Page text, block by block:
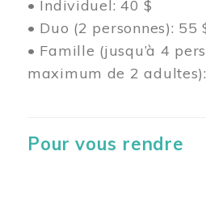
• Individuel: 40 $
• Duo (2 personnes): 55
• Famille (jusqu’à 4
maximum de 2
Pour vous rendre